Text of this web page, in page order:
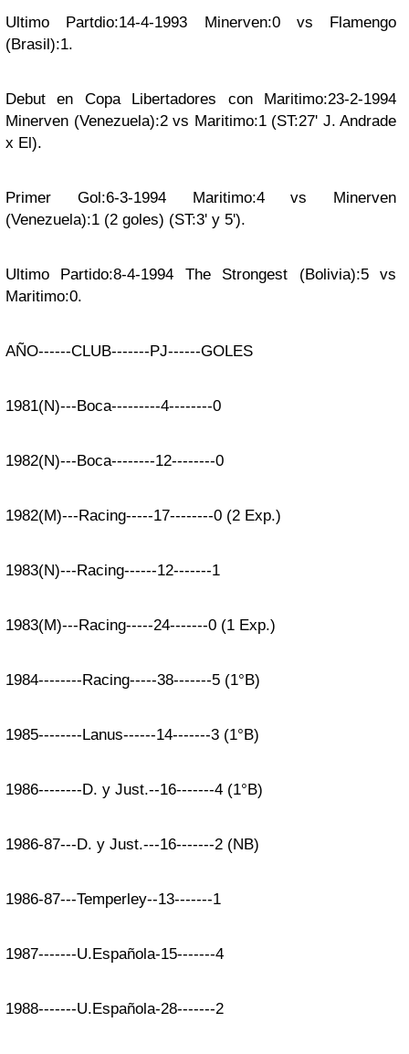
Ultimo Partdio:14-4-1993 Minerven:0 vs Flamengo
(Brasil):1.
Debut en Copa Libertadores con Maritimo:23-2-1994
Minerven (Venezuela):2 vs Maritimo:1 (ST:27' J. Andrade
x El).
Primer Gol:6-3-1994 Maritimo:4 vs Minerven
(Venezuela):1 (2 goles) (ST:3' y 5').
Ultimo Partido:8-4-1994 The Strongest (Bolivia):5 vs
Maritimo:0.
AÑO------CLUB-------PJ------GOLES
1981(N)---Boca---------4--------0
1982(N)---Boca--------12--------0
1982(M)---Racing-----17--------0 (2 Exp.)
1983(N)---Racing------12-------1
1983(M)---Racing-----24-------0 (1 Exp.)
1984--------Racing-----38-------5 (1°B)
1985--------Lanus------14-------3 (1°B)
1986--------D. y Just.--16-------4 (1°B)
1986-87---D. y Just.---16-------2 (NB)
1986-87---Temperley--13-------1
1987-------U.Española-15-------4
1988-------U.Española-28-------2